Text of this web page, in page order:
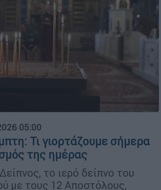
05:00
Τι γιορτάζουμε σήμερα
της ημέρας
το ιερό δείπνο του
με τους 12 Αποστόλους,